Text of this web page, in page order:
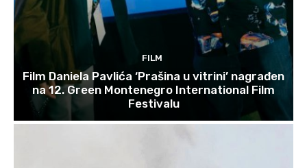
FILM
Film Daniela Pavlića ‘Prašina u vitrini’ nagrađen
na 12. Green Montenegro International Film
Festivalu